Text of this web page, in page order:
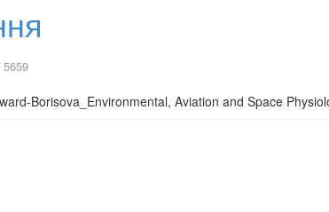
Borisova_Environmental, Aviation and Space